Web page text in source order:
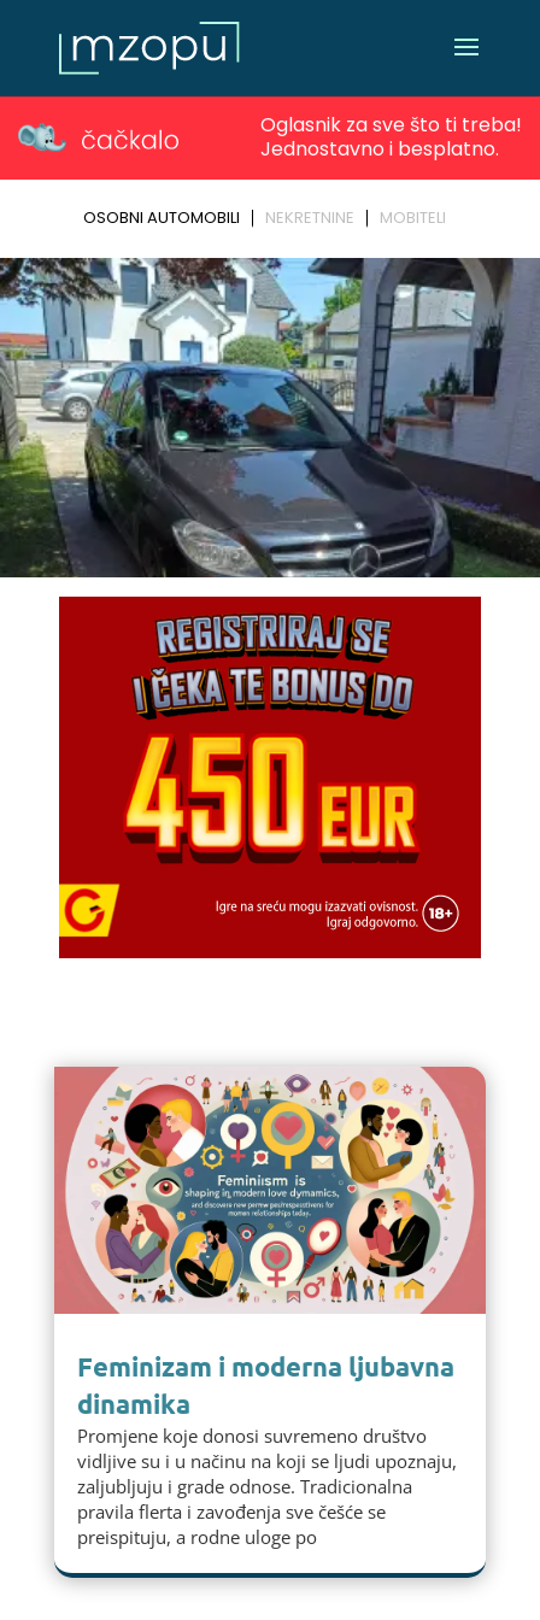
Feminizam i moderna ljubavna
dinamika
Promjene koje donosi suvremeno društvo
vidljive su i u načinu na koji se ljudi upoznaju,
zaljubljuju i grade odnose. Tradicionalna
pravila flerta i zavođenja sve češće se
preispituju, a rodne uloge po